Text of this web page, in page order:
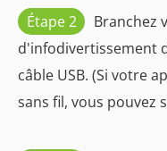
Étape 2
Branchez
d'infodivertissement
câble USB. (Si votre
sans fil, vous pouvez